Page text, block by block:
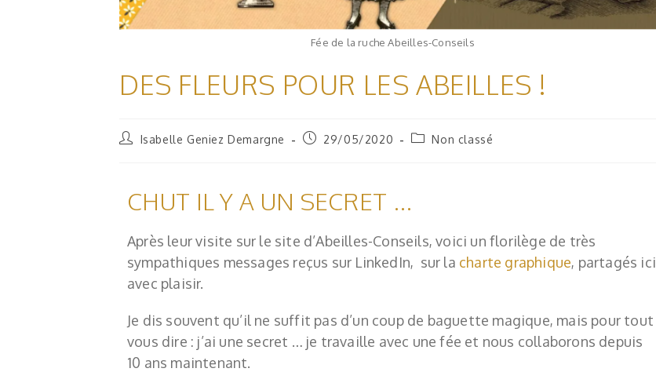
Fée de la ruche Abeilles-Conseils
DES FLEURS POUR LES ABEILLES !
Isabelle Geniez Demargne 29/05/2020 Non classé
CHUT IL Y A UN SECRET ...
Après leur visite sur le site d’Abeilles-Conseils, voici un florilège de très
sympathiques messages reçus sur LinkedIn, sur la charte graphique, partagés ici
avec plaisir.
Je dis souvent qu’il ne suffit pas d’un coup de baguette magique, mais pour tout
vous dire : j’ai une secret … je travaille avec une fée et nous collaborons depuis
10 ans maintenant.